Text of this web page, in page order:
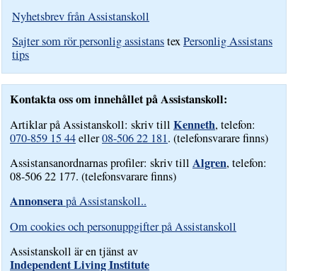
Nyhetsbrev från Assistanskoll
Sajter som rör personlig assistanstexPersonlig Assistans
tips
Kontakta oss om innehållet på Assistanskoll:
Artiklar på Assistanskoll: skriv tillKenneth, telefon:
070-859 15 44eller08-506 22 181. (telefonsvarare finns)
Assistansanordnarnas profiler: skriv tillAlgren, telefon:
08-506 22 177. (telefonsvarare finns)
Annonserapå Assistanskoll..
Om cookies och personuppgifter på Assistanskoll
Assistanskoll är en tjänst av
Independent Living Institute